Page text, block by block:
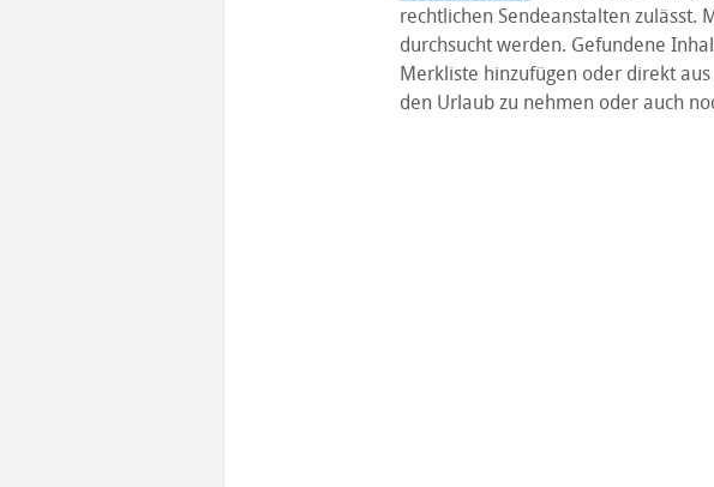
rechtlichen Sendeanstalten zulässt.
durchsucht werden. Gefundene
Merkliste hinzufügen oder direkt
den Urlaub zu nehmen oder auch